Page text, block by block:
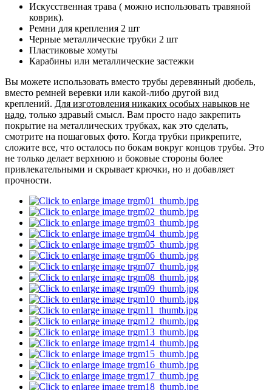
Искусственная трава ( можно использовать травяной
коврик).
Ремни для крепления 2 шт
Черные металлические трубки 2 шт
Пластиковые хомуты
Карабины или металлические застежки
Вы можете использовать вместо трубы деревянный дюбель,
вместо ремней веревки или какой-либо другой вид
креплений. Для изготовления никаких особых навыков не
надо, только здравый смысл. Вам просто надо закрепить
покрытие на металлических трубках, как это сделать,
смотрите на пошаговых фото. Когда трубки прикрепите,
сложите все, что осталось по бокам вокруг концов трубы. Это
не только делает верхнюю и боковые стороны более
привлекательными и скрывает крючки, но и добавляет
прочности.